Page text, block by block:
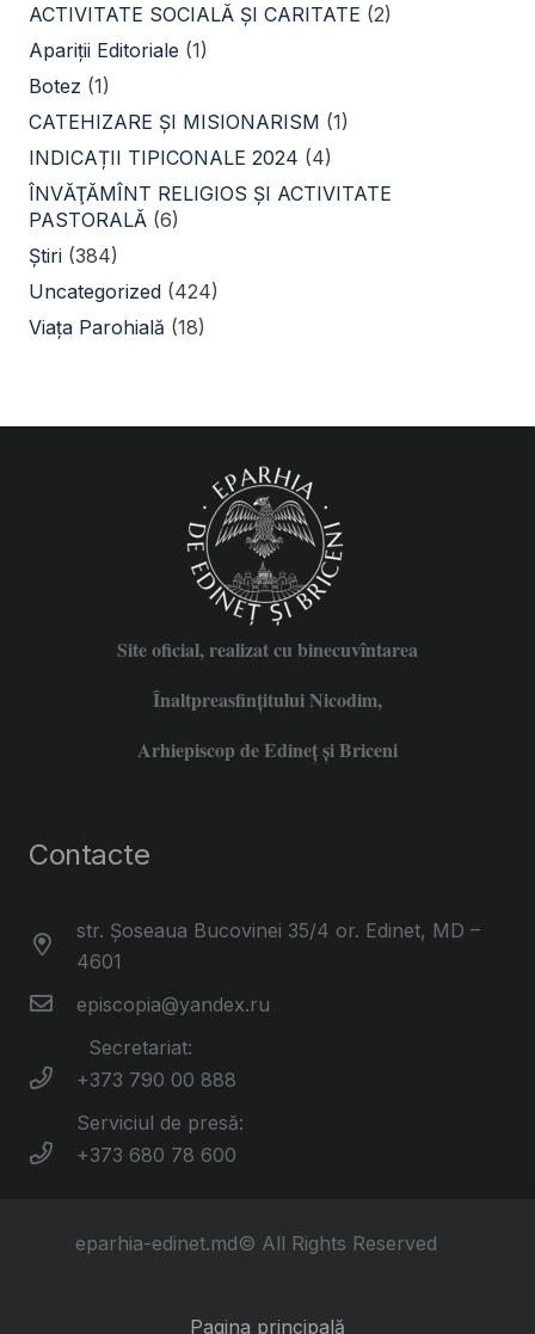
ACTIVITATE SOCIALĂ ŞI CARITATE (2)
Apariții Editoriale (1)
Botez (1)
CATEHIZARE ŞI MISIONARISM (1)
INDICAȚII TIPICONALE 2024 (4)
ÎNVĂŢĂMÎNT RELIGIOS ŞI ACTIVITATE
PASTORALĂ (6)
Știri (384)
Uncategorized (424)
Viața Parohială (18)
Site oficial, realizat cu binecuvîntarea
Înaltpreasfințitului Nicodim,
Arhiepiscop de Edineţ şi Briceni
Contacte
str. Șoseaua Bucovinei 35/4 or. Edinet, MD –
4601
episcopia@yandex.ru
Secretariat:
+373 790 00 888
Serviciul de presă:
+373 680 78 600
eparhia-edinet.md© All Rights Reserved
Pagina principală